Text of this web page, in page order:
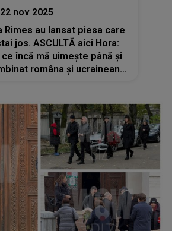
22 nov 2025
Rimes au lansat piesa care
jos. ASCULTĂ aici Hora:
încă mă uimește până și
româna și ucraineana